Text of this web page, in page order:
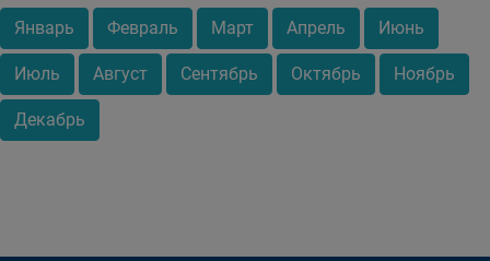
Январь Февраль Март Апрель Июнь
Июль Август Сентябрь Октябрь Ноябрь
Декабрь